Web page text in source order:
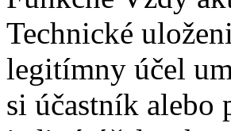
Technické
legitímny účel
si účastník alebo